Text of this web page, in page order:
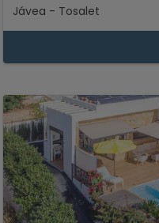
Jávea - Tosalet